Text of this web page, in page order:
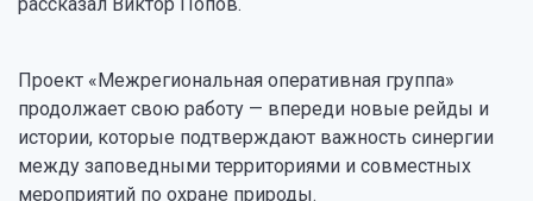
Проект «Межрегиональная оперативная группа»
продолжает свою работу — впереди новые рейды и
истории, которые подтверждают важность синергии
между заповедными территориями и совместных
мероприятий по охране природы.